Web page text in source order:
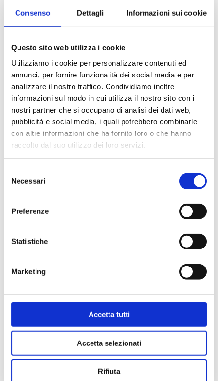
Consenso Dettagli Informazioni sui cookie
Questo sito web utilizza i cookie
Utilizziamo i cookie per personalizzare contenuti ed
annunci, per fornire funzionalità dei social media e per
analizzare il nostro traffico. Condividiamo inoltre
informazioni sul modo in cui utilizza il nostro sito con i
nostri partner che si occupano di analisi dei dati web,
pubblicità e social media, i quali potrebbero combinarle
con altre informazioni che ha fornito loro o che hanno
raccolto dal suo utilizzo dei loro servizi.
delNecessari
Preferenze
Statistiche
Marketing
Accetta tutti
Accetta selezionati
Rifiuta
5 Agosto 2026
NEWS
CONFERMATO LO STAFF MEDICO